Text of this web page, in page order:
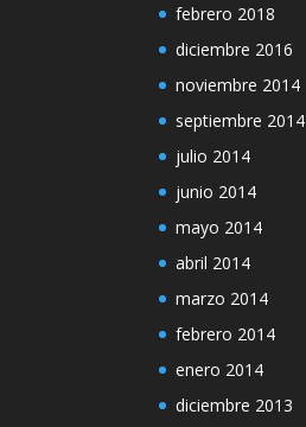
febrero 2018
diciembre 2016
noviembre 2014
septiembre 2014
julio 2014
junio 2014
mayo 2014
abril 2014
marzo 2014
febrero 2014
enero 2014
diciembre 2013